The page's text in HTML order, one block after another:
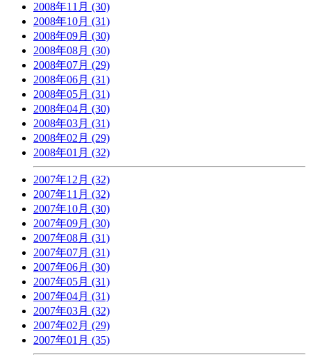
2008年11月 (30)
2008年10月 (31)
2008年09月 (30)
2008年08月 (30)
2008年07月 (29)
2008年06月 (31)
2008年05月 (31)
2008年04月 (30)
2008年03月 (31)
2008年02月 (29)
2008年01月 (32)
2007年12月 (32)
2007年11月 (32)
2007年10月 (30)
2007年09月 (30)
2007年08月 (31)
2007年07月 (31)
2007年06月 (30)
2007年05月 (31)
2007年04月 (31)
2007年03月 (32)
2007年02月 (29)
2007年01月 (35)